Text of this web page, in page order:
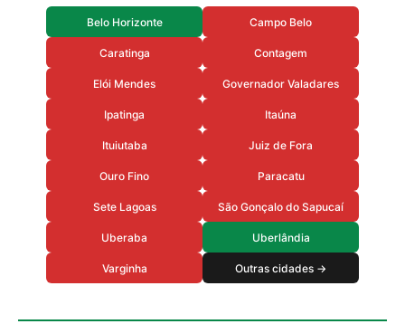
Belo Horizonte Campo Belo
Caratinga Contagem
Elói Mendes Governador Valadares
Ipatinga Itaúna
Ituiutaba Juiz de Fora
Ouro Fino Paracatu
Sete Lagoas São Gonçalo do Sapucaí
Uberaba Uberlândia
Varginha Outras cidades →